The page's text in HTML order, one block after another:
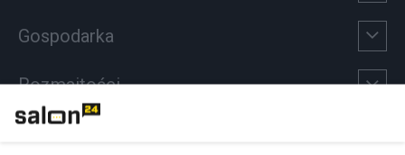
Gospodarka
Rozmaitości